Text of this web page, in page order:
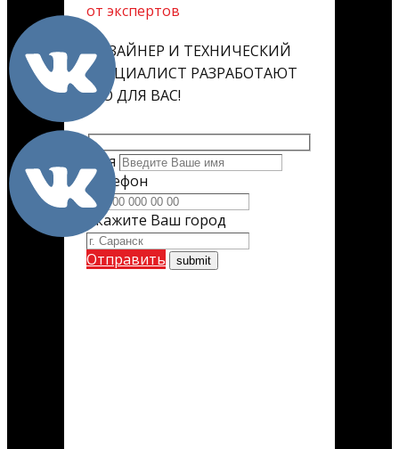
от экспертов
ДИЗАЙНЕР И ТЕХНИЧЕСКИЙ
СПЕЦИАЛИСТ РАЗРАБОТАЮТ
ЕГО ДЛЯ ВАС!
Имя
Телефон
Укажите Ваш город
Отправить